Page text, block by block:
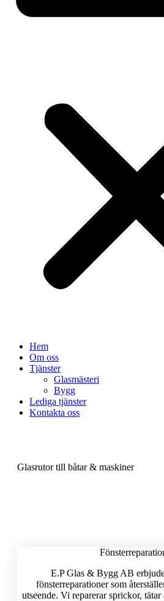
Hem
Om oss
Tjänster
Glasmästeri
Bygg
Lediga tjänster
Kontakta oss
Glasrutor till båtar & maskiner
E.P Glas & Bygg AB
fönsterreparationer som
utseende. Vi reparerar sprickor,